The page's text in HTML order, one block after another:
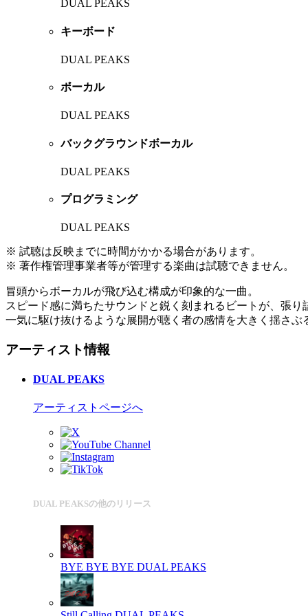
DUAL PEAKS
キーボード
DUAL PEAKS
ボーカル
DUAL PEAKS
バックグラウンドボーカル
DUAL PEAKS
プログラミング
DUAL PEAKS
※ 試聴は反映までに時間がかかる場合があります。
※ 著作権管理事業者等が管理する楽曲は試聴できません。
冒頭からボーカルが飛び込む構成が印象的な一曲。
スピード感に満ちたサウンドと鋭く刻まれるビートが、張り
一気に駆け抜けるような展開が聴く者の感情を大きく揺さぶ
アーティスト情報
DUAL PEAKS
アーティストページへ
DUAL PEAKSの他のリリース
BYE BYE BYE DUAL PEAKS